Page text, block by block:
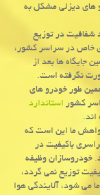
های دیزلی مشكل به
در توزیع
خاص در سراسر كشور،
در همین جایگاه ها بعد از
نگرفته است.
طور خودرو های
كشوراستاندارد
ما این است كه
باكیفیت در
خودروسازان وظیفه
توزیع نمی گردد،
می شود، آلایندگی هوا